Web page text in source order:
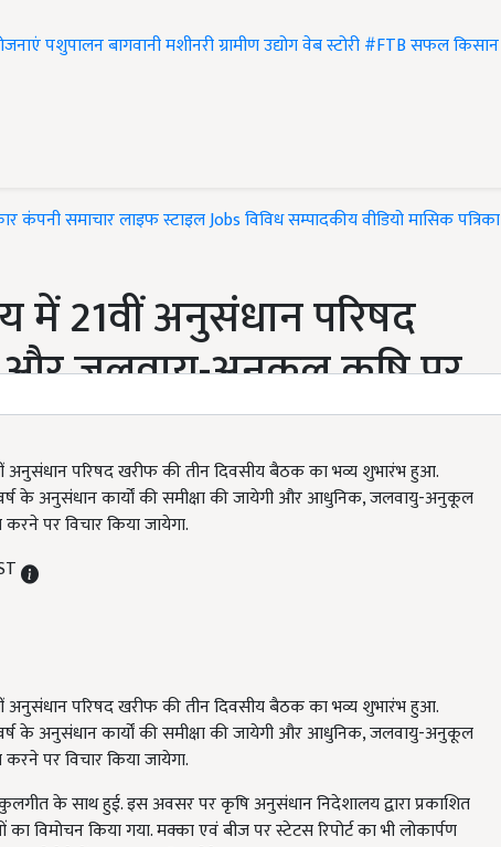
पशुपालनबागवानीमशीनरीग्रामीण उद्योगवेब स्टोरी#FTBसफल किसान
कंपनी समाचारलाइफ स्टाइलJobsविविधसम्पादकीयवीडियोमासिक पत्रिका
में 21वीं अनुसंधान परिषद
जलवायु-अनुकूल कृषि पर
अनुसंधान परिषद खरीफ की तीन दिवसीय बैठक का भव्य शुभारंभ हुआ.
के अनुसंधान कार्यों की समीक्षा की जायेगी और आधुनिक, जलवायु-अनुकूल
पर विचार किया जायेगा.
अनुसंधान परिषद खरीफ की तीन दिवसीय बैठक का भव्य शुभारंभ हुआ.
के अनुसंधान कार्यों की समीक्षा की जायेगी और आधुनिक, जलवायु-अनुकूल
पर विचार किया जायेगा.
के साथ हुई. इस अवसर पर कृषि अनुसंधान निदेशालय द्वारा प्रकाशित
विमोचन किया गया. मक्का एवं बीज पर स्टेटस रिपोर्ट का भी लोकार्पण